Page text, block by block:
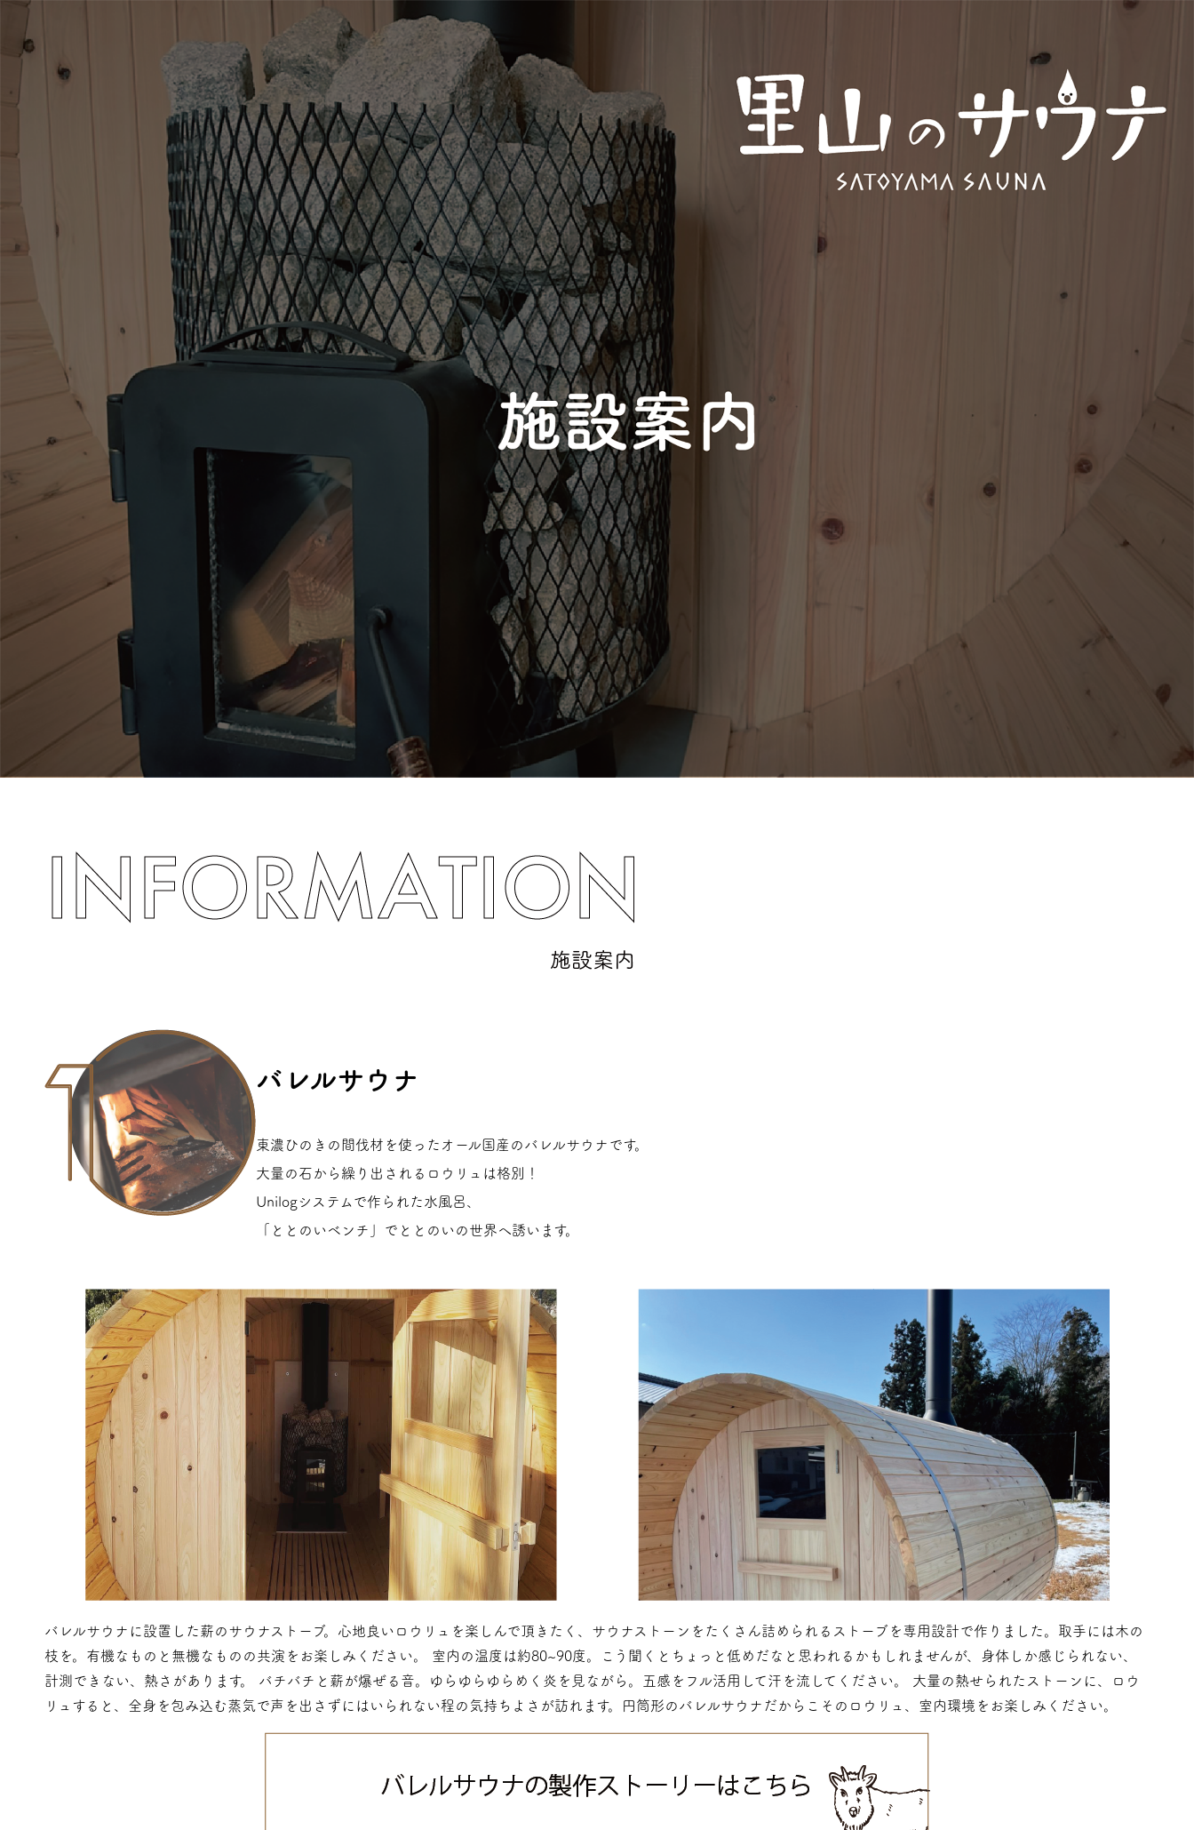
バレルサウナ
東濃ひのきの間伐材を使ったオール国産のバレルサウナです。
大量の石から繰り出されるロウリュは格別！
Unilogシステムで作られた水風呂、
「ととのいベンチ」でととのいの世界へ誘います。
バレルサウナに設置した薪のサウナストーブ。心地良いロウリュを楽しんで頂きたく、サウナストーンをたくさん詰められるストーブを専用設計で作りました。取手には木の
枝を。有機なものと無機なものの共演をお楽しみください。 室内の温度は約80~90度。こう聞くとちょっと低めだなと思われるかもしれませんが、身体しか感じられない、
計測できない、熱さがあります。 バチバチと薪が爆ぜる音。ゆらゆらゆらめく炎を見ながら。五感をフル活用して汗を流してください。 大量の熱せられたストーンに、ロウ
リュすると、全身を包み込む蒸気で声を出さずにはいられない程の気持ちよさが訪れます。円筒形のバレルサウナだからこそのロウリュ、室内環境をお楽しみください。